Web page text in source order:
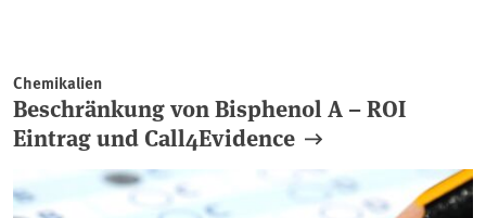
Chemikalien
Beschränkung von Bisphenol A – ROI
Eintrag und Call4Evidence